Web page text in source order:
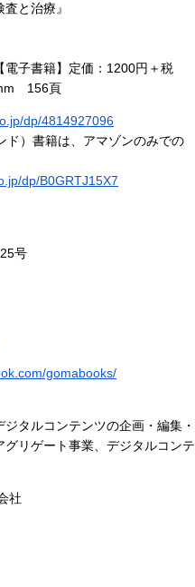
と治療』
子書籍】定価：1200円＋税
156頁
dp/4814927096
ド）書籍は、アマゾンのみでの
dp/B0GRTJ15X7
号
gomabooks/
タルコンテンツの企画・編集・
リゲート事業、デジタルコンテ
社